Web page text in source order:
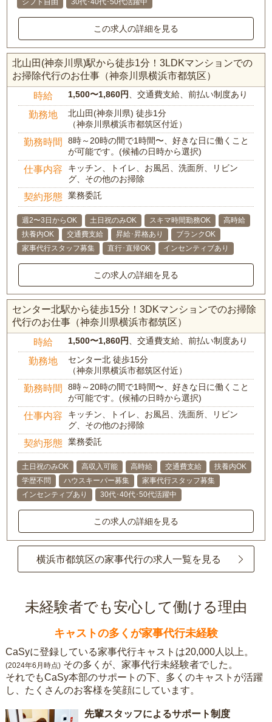
シフト自由 30代･40代･50代活躍中
この求人の詳細を見る
北山田(神奈川県)駅から徒歩1分！3LDKマンションでの
お掃除代行のお仕事（神奈川県横浜市都筑区）
時給 1,500〜1,860円 、交通費支給、前払い制度あり
勤務地
北山田(神奈川県) 徒歩1分
（神奈川県横浜市都筑区付近）
勤務時間
8時～20時の間で1時間〜、好きな日に働くこと
が可能です。(候補の日時から選択)
仕事内容
キッチン、トイレ、お風呂、洗面所、リビン
グ、その他のお掃除
契約形態 業務委託
週2〜3日からOK 土日祝のみOK スキマ時間勤務OK
高時給
扶養内OK
交通費支給 昇給･昇格あり
ブランクOK
家事代行スタッフ募集
直行･直帰OK インセンティブあり
この求人の詳細を見る
センター北駅から徒歩15分！3DKマンションでのお掃除
代行のお仕事（神奈川県横浜市都筑区）
時給 1,500〜1,860円 、交通費支給、前払い制度あり
勤務地
センター北 徒歩15分
（神奈川県横浜市都筑区付近）
勤務時間
8時～20時の間で1時間〜、好きな日に働くこと
が可能です。(候補の日時から選択)
仕事内容
キッチン、トイレ、お風呂、洗面所、リビン
グ、その他のお掃除
契約形態 業務委託
土日祝のみOK 高収入可能 高時給 交通費支給
扶養内OK
学歴不問
ハウスキーパー募集
家事代行スタッフ募集
インセンティブあり
30代･40代･50代活躍中
この求人の詳細を見る
横浜市都筑区の家事代行の求人一覧を見る
未経験者でも安心して働ける理由
キャストの多くが家事代行未経験
CaSyに登録している家事代行キャストは20,000人以上。
(2024年6月時点) その多くが、家事代行未経験者でした。
それでもCaSy本部のサポートの下、多くのキャストが活躍
し、たくさんのお客様を笑顔にしています。
先輩スタッフによるサポート制度